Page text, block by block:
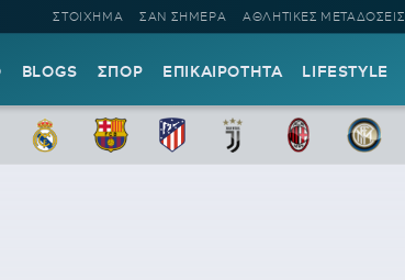
ΣΤΟΙΧΗΜΑ ΣΑΝ ΣΗΜΕΡΑ ΑΘΛΗΤΙΚΕΣ ΜΕΤΑΔΟΣΕΙΣ
BLOGS ΣΠΟΡ ΕΠΙΚΑΙΡΟΤΗΤΑ LIFESTYLE